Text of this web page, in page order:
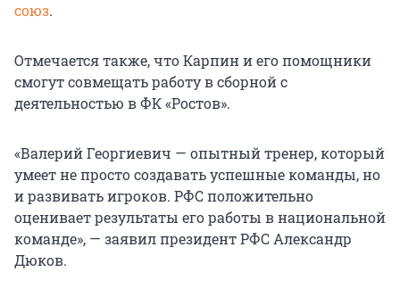
союз.
Отмечается также, что Карпин и его помощники
смогут совмещать работу в сборной с
деятельностью в ФК «Ростов».
«Валерий Георгиевич — опытный тренер, который
умеет не просто создавать успешные команды, но
и развивать игроков. РФС положительно
оценивает результаты его работы в национальной
команде», — заявил президент РФС Александр
Дюков.